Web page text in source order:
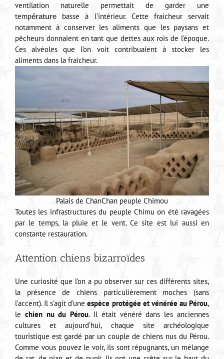
ventilation naturelle permettait de garder une
température basse à l’intérieur. Cette fraîcheur servait
notamment à conserver les aliments que les paysans et
pêcheurs donnaient en tant que dettes aux rois de l’époque.
Ces alvéoles que l’on voit contribuaient à stocker les
aliments dans la fraîcheur.
Palais de ChanChan peuple Chimou
Toutes les infrastructures du peuple Chimu on été ravagées
par le temps, la pluie et le vent. Ce site est lui aussi en
constante restauration.
Attention chiens bizarroïdes
Une curiosité que l’on a pu observer sur ces différents sites,
la présence de chiens particulièrement moches (sans
l’accent). Il s’agit d’uneespèce protégée et vénérée au Pérou,
le chien nu du Pérou. Il était vénéré dans les anciennes
cultures et aujourd’hui, chaque site archéologique
touristique est gardé par un couple de chiens nus du Pérou.
Comme vous pouvez le voir, ils sont répugnants, un mélange